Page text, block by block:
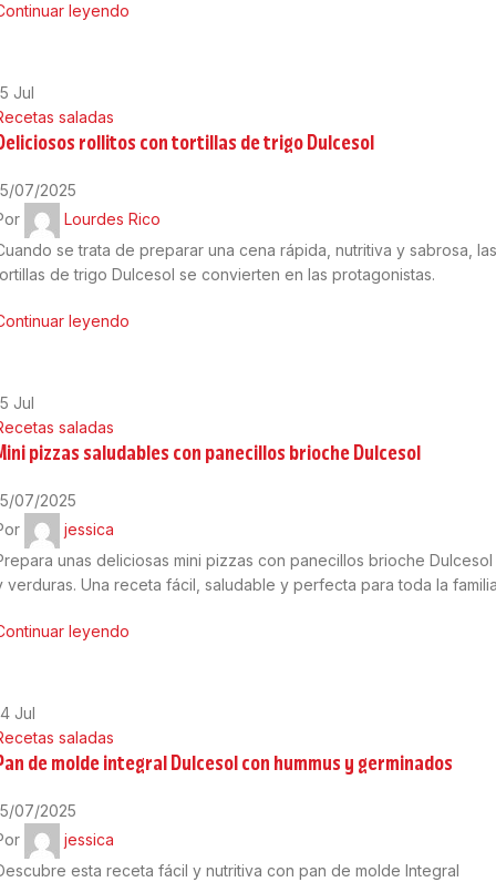
leyendo
Jul
saladas
rollitos con tortillas de trigo Dulcesol
07/2025
Lourdes Rico
se trata de preparar una cena rápida, nutritiva y sabrosa, las
de trigo Dulcesol se convierten en las protagonistas.
leyendo
Jul
saladas
pizzas saludables con panecillos brioche Dulcesol
07/2025
jessica
unas deliciosas mini pizzas con panecillos brioche Dulcesol
verduras. Una receta fácil, saludable y perfecta para toda la
leyendo
Jul
saladas
de molde integral Dulcesol con hummus y germinados
07/2025
jessica
esta receta fácil y nutritiva con pan de molde Integral